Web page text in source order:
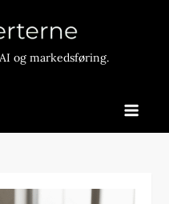
og markedsføring.